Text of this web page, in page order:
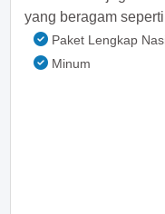
yang beragam seperti
Paket Lengkap
Minum